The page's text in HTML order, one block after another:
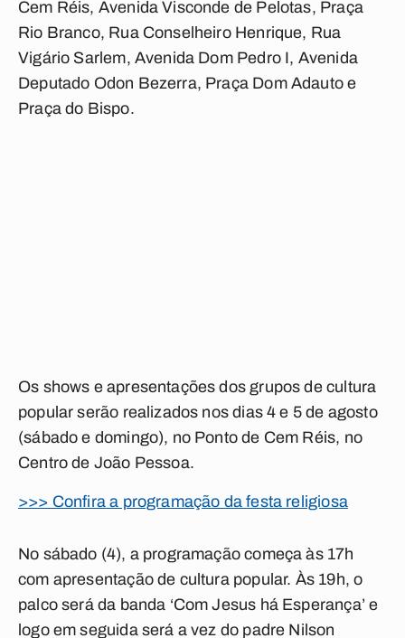
Cem Réis, Avenida Visconde de Pelotas, Praça
Rio Branco, Rua Conselheiro Henrique, Rua
Vigário Sarlem, Avenida Dom Pedro I, Avenida
Deputado Odon Bezerra, Praça Dom Adauto e
Praça do Bispo.
Os shows e apresentações dos grupos de cultura
popular serão realizados nos dias 4 e 5 de agosto
(sábado e domingo), no Ponto de Cem Réis, no
Centro de João Pessoa.
>>> Confira a programação da festa religiosa
No sábado (4), a programação começa às 17h
com apresentação de cultura popular. Às 19h, o
palco será da banda ‘Com Jesus há Esperança’ e
logo em seguida será a vez do padre Nilson